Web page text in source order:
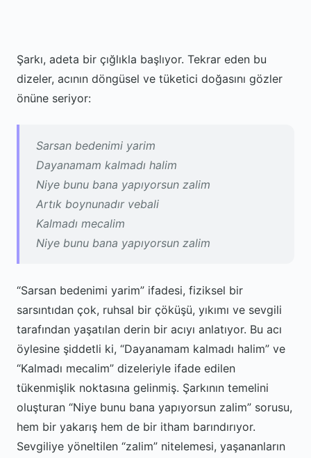
Şarkı, adeta bir çığlıkla başlıyor. Tekrar eden bu
dizeler, acının döngüsel ve tüketici doğasını gözler
önüne seriyor:
Sarsan bedenimi yarim
Dayanamam kalmadı halim
Niye bunu bana yapıyorsun zalim
Artık boynunadır vebali
Kalmadı mecalim
Niye bunu bana yapıyorsun zalim
“Sarsan bedenimi yarim” ifadesi, fiziksel bir
sarsıntıdan çok, ruhsal bir çöküşü, yıkımı ve sevgili
tarafından yaşatılan derin bir acıyı anlatıyor. Bu acı
öylesine şiddetli ki, “Dayanamam kalmadı halim” ve
“Kalmadı mecalim” dizeleriyle ifade edilen
tükenmişlik noktasına gelinmiş. Şarkının temelini
oluşturan “Niye bunu bana yapıyorsun zalim” sorusu,
hem bir yakarış hem de bir itham barındırıyor.
Sevgiliye yöneltilen “zalim” nitelemesi, yaşananların